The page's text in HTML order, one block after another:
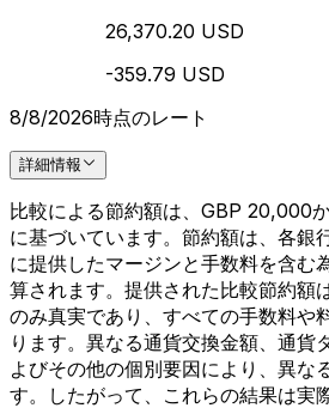
26,370.20 USD
-359.79 USD
8/8/2026時点のレート
詳細情報
比較による節約額は、GBP 20,000
に基づいています。節約額は、各
に提供したマージンと手数料を含む
算されます。提供された比較節約額
のみ真実であり、すべての手数料や
ります。異なる通貨交換金額、通貨
よびその他の個別要因により、異な
す。したがって、これらの結果は実